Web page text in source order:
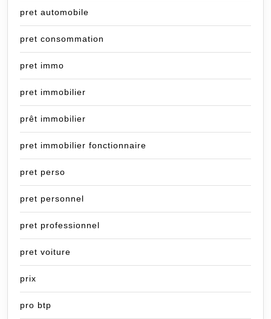
pret automobile
pret consommation
pret immo
pret immobilier
prêt immobilier
pret immobilier fonctionnaire
pret perso
pret personnel
pret professionnel
pret voiture
prix
pro btp